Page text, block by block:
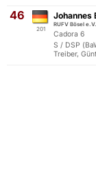
46
201
Johannes
RUFV Bösel e.V.
Cadora 6
S / DSP
Treiber,